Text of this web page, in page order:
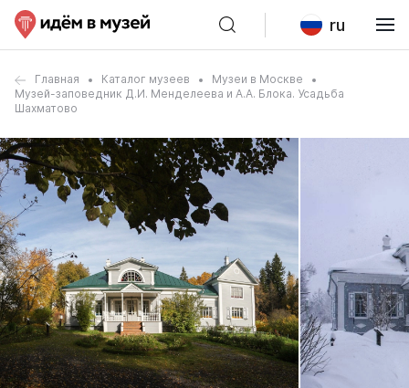
ru
Главная Каталог музеев
Музеи в Москве
Музей-заповедник Д.И. Менделеева и А.А. Блока. Усадьба
Шахматово